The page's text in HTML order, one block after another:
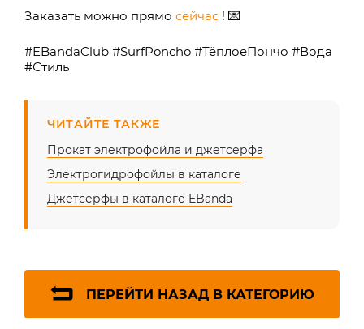
Заказать можно прямо сейчас ! 💌
#EBandaClub #SurfPoncho #ТёплоеПончо #Вода
#Стиль
ЧИТАЙТЕ ТАКЖЕ
Прокат электрофойла и джетсерфа
Электрогидрофойлы в каталоге
Джетсерфы в каталоге EBanda
ПЕРЕЙТИ НАЗАД В КАТЕГОРИЮ